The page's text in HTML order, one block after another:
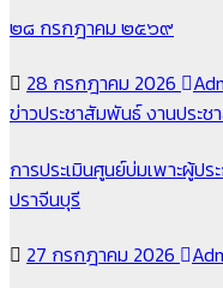
๒๘ กรกฎาคม ๒๕๖๙
28 กรกฎาคม 2026
ข่าวประชาสัมพันธ์งานประ
การประเมินศูนย์บ่มเพาะผู้ป
ปราจีนบุรี
27 กรกฎาคม 2026